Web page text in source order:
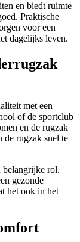
en biedt ruimte
Praktische
voor een
dagelijks leven.
met een
of de sportclub
en de rugzak
de rugzak snel te
belangrijke rol.
gezonde
het ook in het